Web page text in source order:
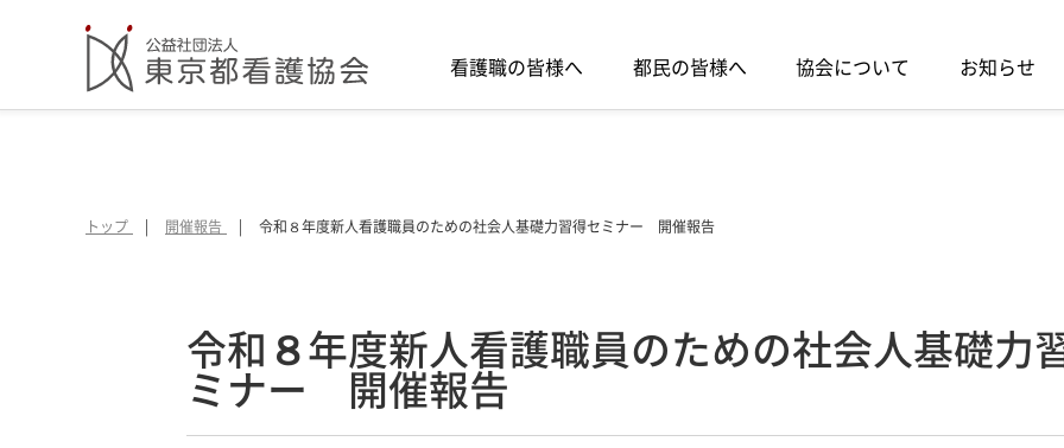
看護職の皆様へ 都民の皆様へ 協会について お知らせ
トップ 開催報告 令和８年度新人看護職員のための社会人基礎力習得セミナー 開催報告
令和８年度新人看護職員のための社会人基礎力
ミナー 開催報告